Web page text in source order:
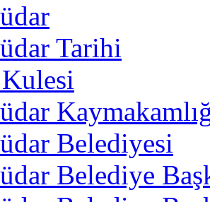
Tarihi
Belediyesi
Belediye